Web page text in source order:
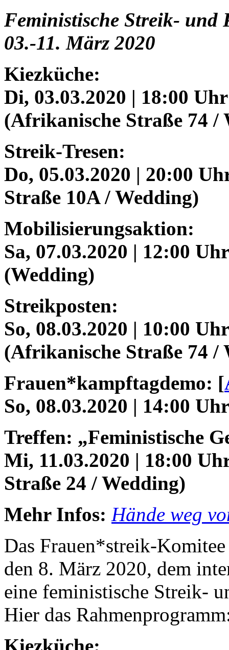
Feministische Streik- und
03.-11. März 2020
Kiezküche:
Di, 03.03.2020 | 18:00
(Afrikanische Straße 74 /
Streik-Tresen:
Do, 05.03.2020 | 20:00
Straße 10A / Wedding)
Mobilisierungsaktion:
Sa, 07.03.2020 | 12:00
(Wedding)
Streikposten:
So, 08.03.2020 | 10:00
(Afrikanische Straße 74 /
Frauen*kampftagdemo: [
So, 08.03.2020 | 14:00
Treffen: „Feministische
Mi, 11.03.2020 | 18:00
Straße 24 / Wedding)
Mehr Infos: Hände weg
Das Frauen*streik-
den 8. März 2020, dem
eine feministische Streik-
Hier das
Kiezküche: